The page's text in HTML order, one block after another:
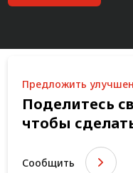
Предложить
Поделитесь
чтобы
Сообщить